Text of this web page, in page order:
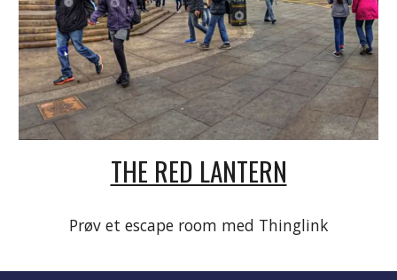
THE RED LANTERN
Prøv et escape room med Thinglink